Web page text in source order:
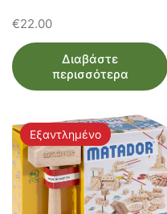
€22.00
Διαβάστε
περισσότερα
Εξαντλημένο